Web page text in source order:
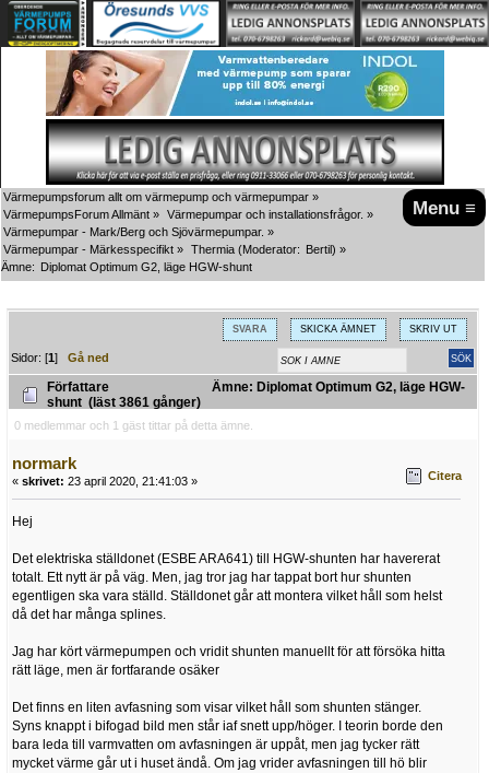
Menu ≡
Värmepumpsforum allt om värmepump och värmepumpar »
VärmepumpsForum Allmänt » Värmepumpar och installationsfrågor. »
Värmepumpar - Mark/Berg och Sjövärmepumpar. »
Värmepumpar - Märkesspecifikt » Thermia (Moderator: Bertil) »
Ämne: Diplomat Optimum G2, läge HGW-shunt
SVARA SKICKA ÄMNET SKRIV UT
Sidor: [1]Gå ned
Författare
Ämne: Diplomat Optimum G2, läge HGW-
shunt (läst 3861 gånger)
0 medlemmar och 1 gäst tittar på detta ämne.
normark
« skrivet: 23 april 2020, 21:41:03 » Citera
Hej
Det elektriska ställdonet (ESBE ARA641) till HGW-shunten har havererat
totalt. Ett nytt är på väg. Men, jag tror jag har tappat bort hur shunten
egentligen ska vara ställd. Ställdonet går att montera vilket håll som helst
då det har många splines.
Jag har kört värmepumpen och vridit shunten manuellt för att försöka hitta
rätt läge, men är fortfarande osäker
Det finns en liten avfasning som visar vilket håll som shunten stänger.
Syns knappt i bifogad bild men står iaf snett upp/höger. I teorin borde den
bara leda till varmvatten om avfasningen är uppåt, men jag tycker rätt
mycket värme går ut i huset ändå. Om jag vrider avfasningen till hö blir